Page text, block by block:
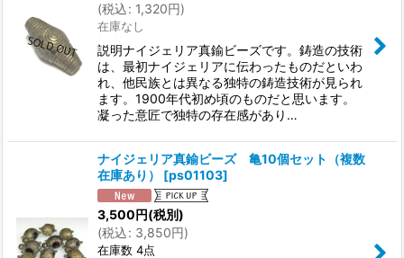
(税込: 1,320円)
在庫なし
説明ナイジェリア真鍮ビーズです。鋳造の技術
は、最初ナイジェリアに伝わったものだといわ
れ、他民族とは異なる独特の鋳造技術が見られ
ます。1900年代初め頃のものだと思います。
凝った意匠で独特の存在感があり…
ナイジェリア真鍮ビーズ 亀10個セット（複数
在庫あり）
[ps01103]
3,500円(税別)
(税込: 3,850円)
在庫数 4点